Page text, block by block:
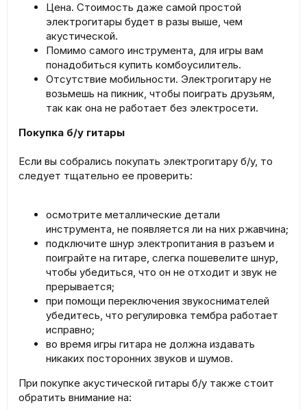
Цена. Стоимость даже самой простой
электрогитары будет в разы выше, чем
акустической.
Помимо самого инструмента, для игры вам
понадобиться купить комбоусилитель.
Отсутствие мобильности. Электрогитару не
возьмешь на пикник, чтобы поиграть друзьям,
так как она не работает без электросети.
Покупка б/у гитары
Если вы собрались покупать электрогитару б/у, то
следует тщательно ее проверить:
осмотрите металлические детали
инструмента, не появляется ли на них ржавчина;
подключите шнур электропитания в разъем и
поиграйте на гитаре, слегка пошевелите шнур,
чтобы убедиться, что он не отходит и звук не
прерывается;
при помощи переключения звукоснимателей
убедитесь, что регулировка тембра работает
исправно;
во время игры гитара не должна издавать
никаких посторонних звуков и шумов.
При покупке акустической гитары б/у также стоит
обратить внимание на: